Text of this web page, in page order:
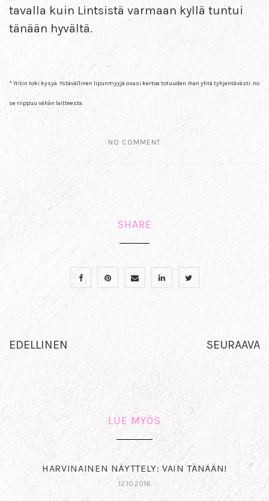
tavalla kuin Lintsistä varmaan kyllä tuntui
tänään hyvältä.
* Yritin toki kysyä. Ystävällinen lipunmyyjä osasi kertoa totuuden ihan yhtä tyhjentävästi: no
se riippuu vähän laitteesta.
NO COMMENT
SHARE
EDELLINEN SEURAAVA
LUE MYÖS
HARVINAINEN NÄYTTELY: VAIN TÄNÄÄN!
12.10.2016